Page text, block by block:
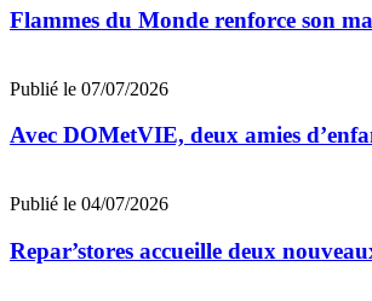
Flammes du Monde renforce son
Publié le 07/07/2026
Avec DOMetVIE, deux amies
Publié le 04/07/2026
Repar’stores accueille deux